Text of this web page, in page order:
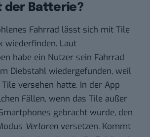
der Batterie?
Fahrrad lässt sich mit Tile
wiederfinden. Laut
habe ein Nutzer sein Fahrrad
Diebstahl wiedergefunden, weil
versehen hatte. In der App
Fällen, wenn das Tile außer
gebracht wurde, den
Verloren versetzen. Kommt